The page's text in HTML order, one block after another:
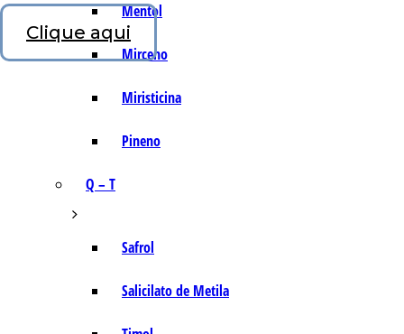
Mentol
Mirceno
Miristicina
Pineno
Q – T
Safrol
Salicilato de Metila
Clique aqui